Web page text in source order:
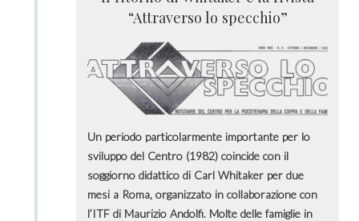
“Attraverso lo specchio”
Un periodo particolarmente importante per lo
sviluppo del Centro (1982) coincide con il
soggiorno didattico di Carl Whitaker per due
mesi a Roma, organizzato in collaborazione con
l’ITF di Maurizio Andolfi. Molte delle famiglie in